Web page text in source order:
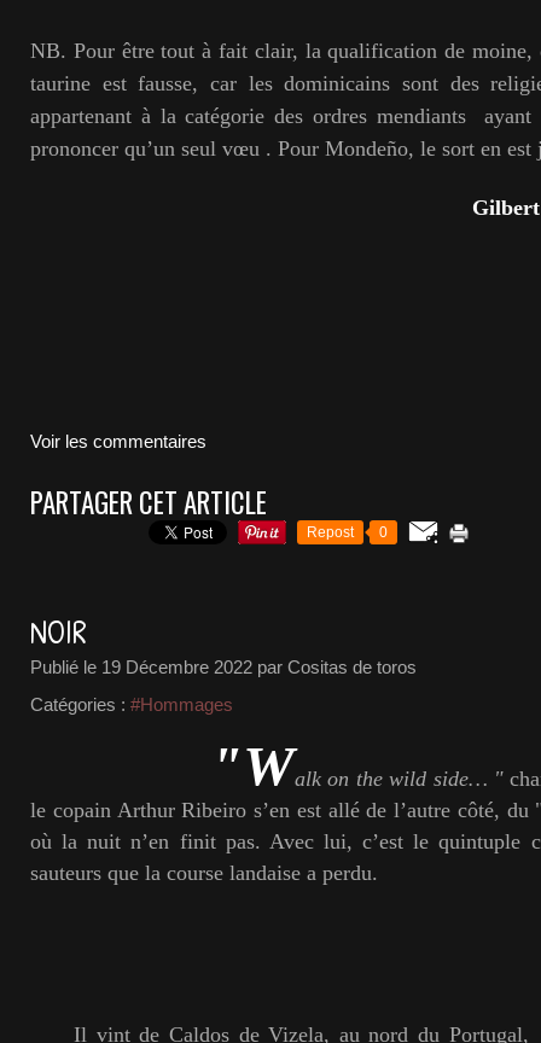
NB. Pour être tout à fait clair, la qualification de moine,
taurine est fausse, car les dominicains sont des
appartenant à la catégorie des ordres mendiants ayant
prononcer qu’un seul vœu . Pour Mondeño, le sort en
Voir les commentaires
PARTAGER CET ARTICLE
Repost 0
NOIR
Publié le 19 Décembre 2022 par Cositas de toros
Catégories : #Hommages
"Walk on the wild side… "
le copain Arthur Ribeiro s’en est allé de l’autre côté, du
où la nuit n’en finit pas. Avec lui, c’est le quintuple
sauteurs que la course landaise a perdu.
Il vint de Caldos de Vizela, au nord du Portugal,